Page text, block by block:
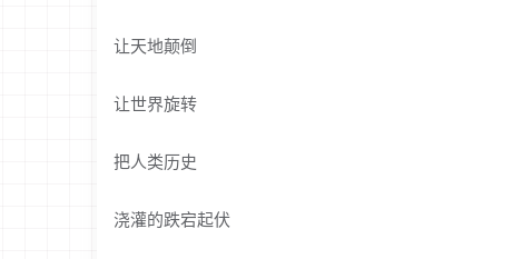
让天地颠倒
让世界旋转
把人类历史
浇灌的跌宕起伏